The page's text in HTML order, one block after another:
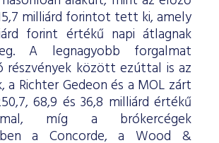
milliárd forintot tett ki, amely
forint értékű napi átlagnak
A legnagyobb forgalmat
részvények között ezúttal is az
a Richter Gedeon és a MOL zárt
68,9 és 36,8 milliárd értékű
míg a brókercégek
a Concorde, a Wood &